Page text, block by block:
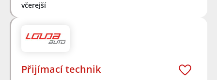
včerejší
Přijímací technik